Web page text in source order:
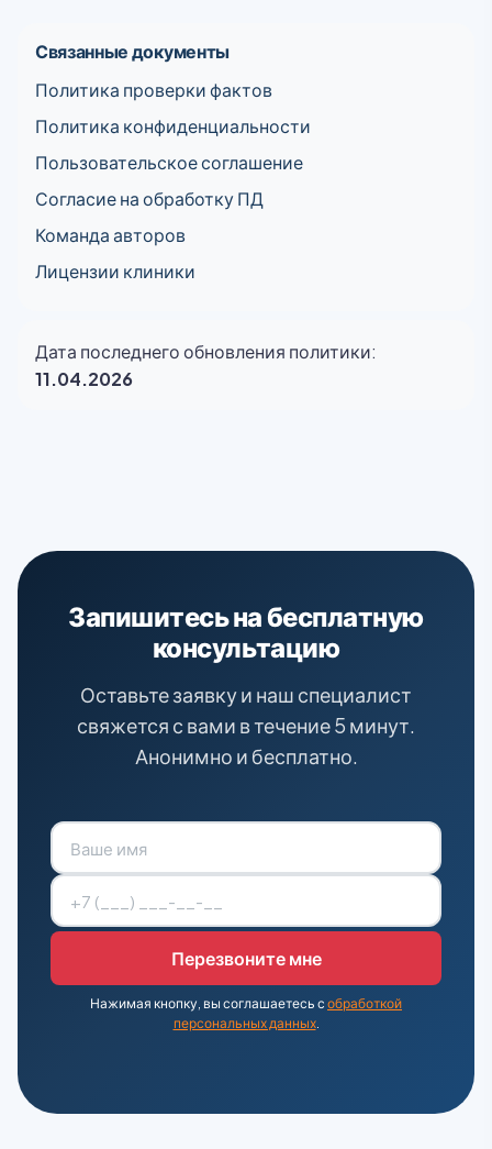
Связанные документы
Политика проверки фактов
Политика конфиденциальности
Пользовательское соглашение
Согласие на обработку ПД
Команда авторов
Лицензии клиники
Дата последнего обновления политики:
11.04.2026
Запишитесь на бесплатную
консультацию
Оставьте заявку и наш специалист
свяжется с вами в течение 5 минут.
Анонимно и бесплатно.
Нажимая кнопку, вы соглашаетесь с обработкой
персональных данных.